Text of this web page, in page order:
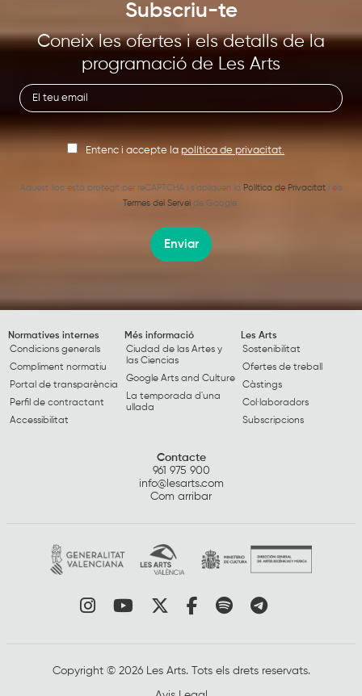
Subscriu-te
Coneix les ofertes i els detalls de la
programació de Les Arts
Entenc i accepte lapolítica de privacitat.
Aquest lloc està protegit per reCAPTCHA i s’apliquen la Política de Privacitati els
Termes del Servei de Google.
Enviar
Normatives internes
Condicions generals
Compliment normatiu
Portal de transparència
Perfil de contractant
Accessibilitat
Més informació
Ciudad de las Artes y
las Ciencias
Google Arts and Culture
La temporada d'una
ullada
Les Arts
Sostenibilitat
Ofertes de treball
Càstings
Col·laboradors
Subscripcions
Contacte
961 975 900
info@lesarts.com
Com arribar
Link a instagram
Link a youtube
Link a twitter
Link a facebook
Link a spotify
Link a
Copyright © 2026 Les Arts. Tots els drets reservats.